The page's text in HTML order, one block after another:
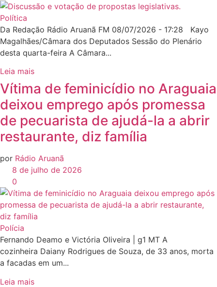
Política
Da Redação Rádio Aruanã FM 08/07/2026 - 17:28 Kayo
Magalhães/Câmara dos Deputados Sessão do Plenário
desta quarta-feira A Câmara...
Leia mais
Vítima de feminicídio no Araguaia
deixou emprego após promessa
de pecuarista de ajudá-la a abrir
restaurante, diz família
por Rádio Aruanã
8 de julho de 2026
0
Polícia
Fernando Deamo e Victória Oliveira | g1 MT A
cozinheira Daiany Rodrigues de Souza, de 33 anos, morta
a facadas em um...
Leia mais